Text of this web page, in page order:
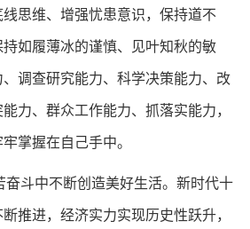
思维、增强忧患意识，保持道不
如履薄冰的谨慎、见叶知秋的敏
调查研究能力、科学决策能力、改
力、群众工作能力、抓落实能力，
掌握在自己手中。
奋斗中不断创造美好生活。新时代十
推进，经济实力实现历史性跃升，